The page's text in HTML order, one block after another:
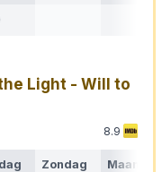
Light - Will to
8.9
Zondag Maandag